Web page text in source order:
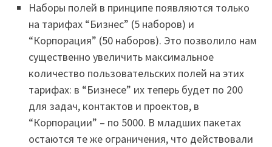
Наборы полей в принципе появляются только
на тарифах “Бизнес” (5 наборов) и
“Корпорация” (50 наборов). Это позволило нам
существенно увеличить максимальное
количество пользовательских полей на этих
тарифах: в “Бизнесе” их теперь будет по 200
для задач, контактов и проектов, в
“Корпорации” – по 5000. В младших пакетах
остаются те же ограничения, что действовали